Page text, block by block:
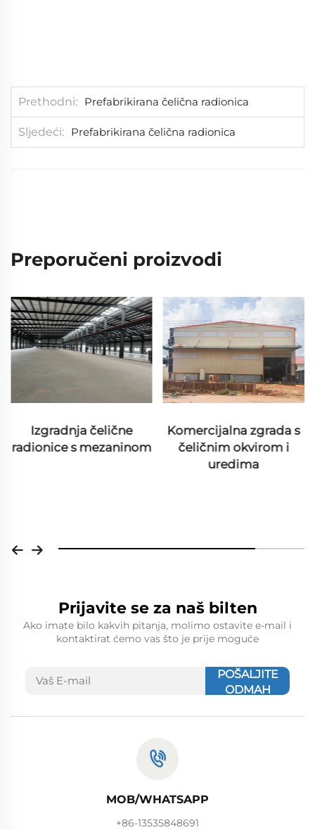
Prethodni Prefabrikirana čelična radionica
Sljedeći Prefabrikirana čelična radionica
Preporučeni proizvodi
Izgradnja čelične
radionice s mezaninom
Komercijalna zgrada s
čeličnim okvirom i
uredima
Prijavite se za naš bilten
Ako imate bilo kakvih pitanja, molimo ostavite e-mail i
kontaktirat ćemo vas što je prije moguće
POŠALJITE
ODMAH
MOB/WHATSAPP
+86-13535848691